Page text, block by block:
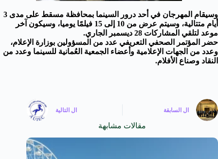
وسيقام المهرجان في أحد درور السينما بمحافظة مسقط على مدى 3
أيام متتالية، وسيتم عرض من 10 إلى 15 فيلمًا يوميا، وسيكون آخر
موعد لتلقي المشاركات 28 ديسمبر الجاري.
حضر المؤتمر الصحفي التعريفي عدد من المسؤولين بوزارة الإعلام،
وعدد من الجهات الإعلامية وأعضاء الجمعية العُمانية للسينما وعدد من
النقاد وصناع الأفلام.
ال السابقة ال التالية
مقالات مشابهة